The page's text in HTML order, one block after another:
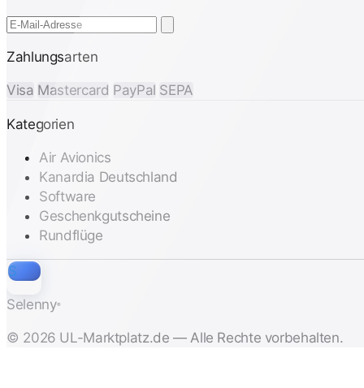
Zahlungsarten
Visa Mastercard PayPal SEPA
Kategorien
Air Avionics
Kanardia Deutschland
Software
Geschenkgutscheine
Rundflüge
S
Selenny®
© 2026 UL-Marktplatz.de — Alle Rechte vorbehalten.